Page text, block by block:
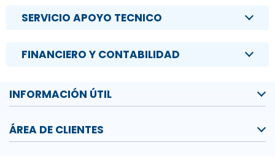
SERVICIO APOYO TECNICO
FINANCIERO Y CONTABILIDAD
INFORMACIÓN ÚTIL
ÁREA DE CLIENTES